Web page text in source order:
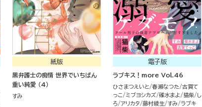
紙版
黒弁護士の痴情 世界でいちばん
重い純愛 （4）
すみ
電子版
ラブキス！more Vol.46
ひさまつえいと 春瀬なつた
古賀て
っこ
ミブヨシカズ 碓水まよ 猫柴
し
ろ
アリカタ 藤村綾生 すみ
ラブキ